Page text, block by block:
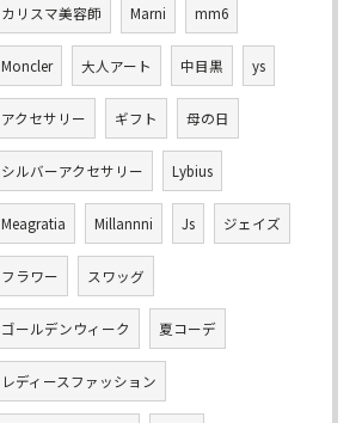
カリスマ美容師 Marni mm6
Moncler 大人アート 中目黒 ys
アクセサリー ギフト 母の日
シルバーアクセサリー Lybius
Meagratia Millannni Js ジェイズ
フラワー スワッグ
ゴールデンウィーク 夏コーデ
レディースファッション